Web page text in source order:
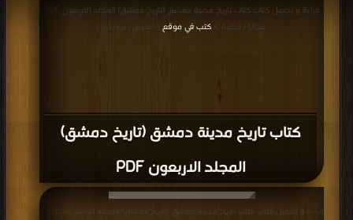
كتاب تاريخ مدينة دمشق (تاريخ دمشق)
المجلد الاربعون PDF
مجانا | مكتبة >كتب في موقع | التحميل : مرة/مرات
قراءة و تحميل كتاب كتاب تاريخ مدينة دمشق (تاريخ دمشق) المجلد التاسع والثلاثون